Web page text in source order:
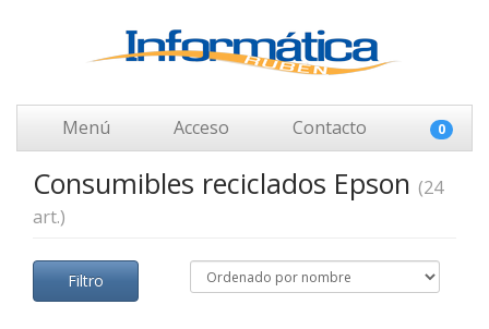
Menú Acceso Contacto 0
Consumibles reciclados Epson (24
art.)
Filtro